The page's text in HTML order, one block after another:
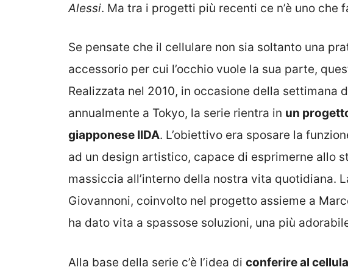
Alessi. Ma tra i progetti più recenti ce n’è uno che
Se pensate che il cellulare non sia soltanto una
accessorio per cui l’occhio vuole la sua parte,
Realizzata nel 2010, in occasione della settimana
annualmente a Tokyo, la serie rientra in un
giapponese IIDA. L’obiettivo era sposare la
ad un design artistico, capace di esprimerne allo
massiccia all’interno della nostra vita quotidiana.
Giovannoni, coinvolto nel progetto assieme a
ha dato vita a spassose soluzioni, una più
Alla base della serie c’è l’idea di conferire al